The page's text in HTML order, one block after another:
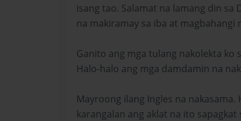
isang tao. Salamat na lamang din sa
na makiramay sa iba at magbahangi
Ganito ang mga tulang nakolekta ko
Halo-halo ang mga damdamin na
Mayroong ilang Ingles na
karangalan ang aklat na ito